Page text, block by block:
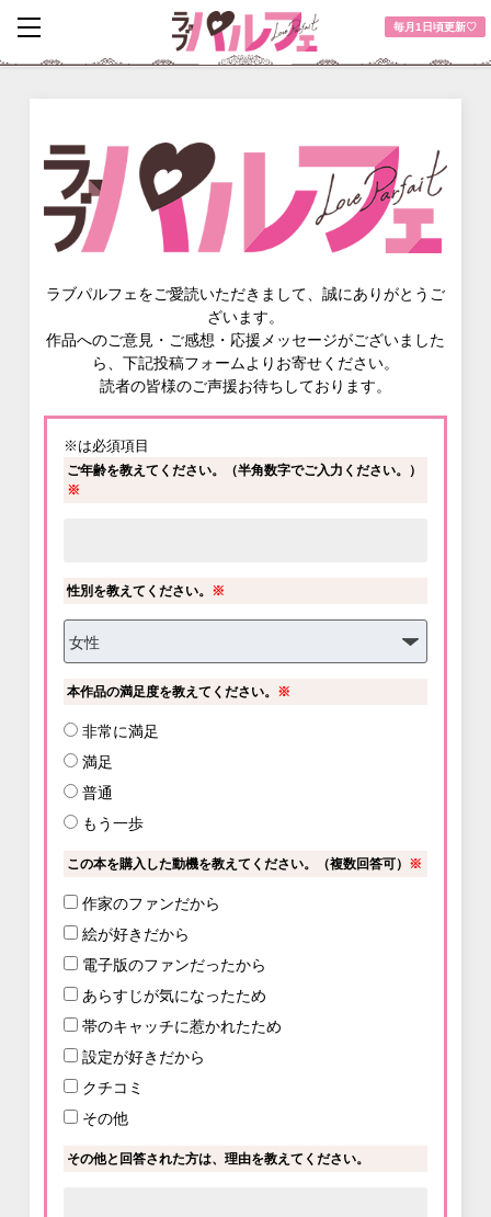
毎月1日頃更新♡
toggle
navigation
ラブパルフェをご愛読いただきまして、誠にありがとうご
ざいます。
作品へのご意見・ご感想・応援メッセージがございました
ら、下記投稿フォームよりお寄せください。
読者の皆様のご声援お待ちしております。
※は必須項目
ご年齢を教えてください。（半角数字でご入力ください。）
※
性別を教えてください。 ※
本作品の満足度を教えてください。 ※
非常に満足
満足
普通
もう一歩
この本を購入した動機を教えてください。（複数回答可） ※
作家のファンだから
絵が好きだから
電子版のファンだったから
あらすじが気になったため
帯のキャッチに惹かれたため
設定が好きだから
クチコミ
その他
その他と回答された方は、理由を教えてください。